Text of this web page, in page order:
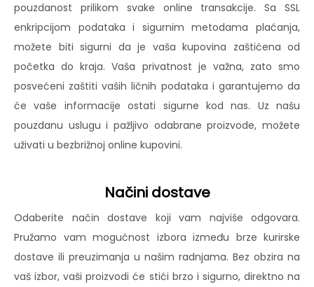
pouzdanost prilikom svake online transakcije. Sa SSL
enkripcijom podataka i sigurnim metodama plaćanja,
možete biti sigurni da je vaša kupovina zaštićena od
početka do kraja. Vaša privatnost je važna, zato smo
posvećeni zaštiti vaših ličnih podataka i garantujemo da
će vaše informacije ostati sigurne kod nas. Uz našu
pouzdanu uslugu i pažljivo odabrane proizvode, možete
uživati u bezbrižnoj online kupovini.
Načini dostave
Odaberite način dostave koji vam najviše odgovara.
Pružamo vam mogućnost izbora između brze kurirske
dostave ili preuzimanja u našim radnjama. Bez obzira na
vaš izbor, vaši proizvodi će stići brzo i sigurno, direktno na